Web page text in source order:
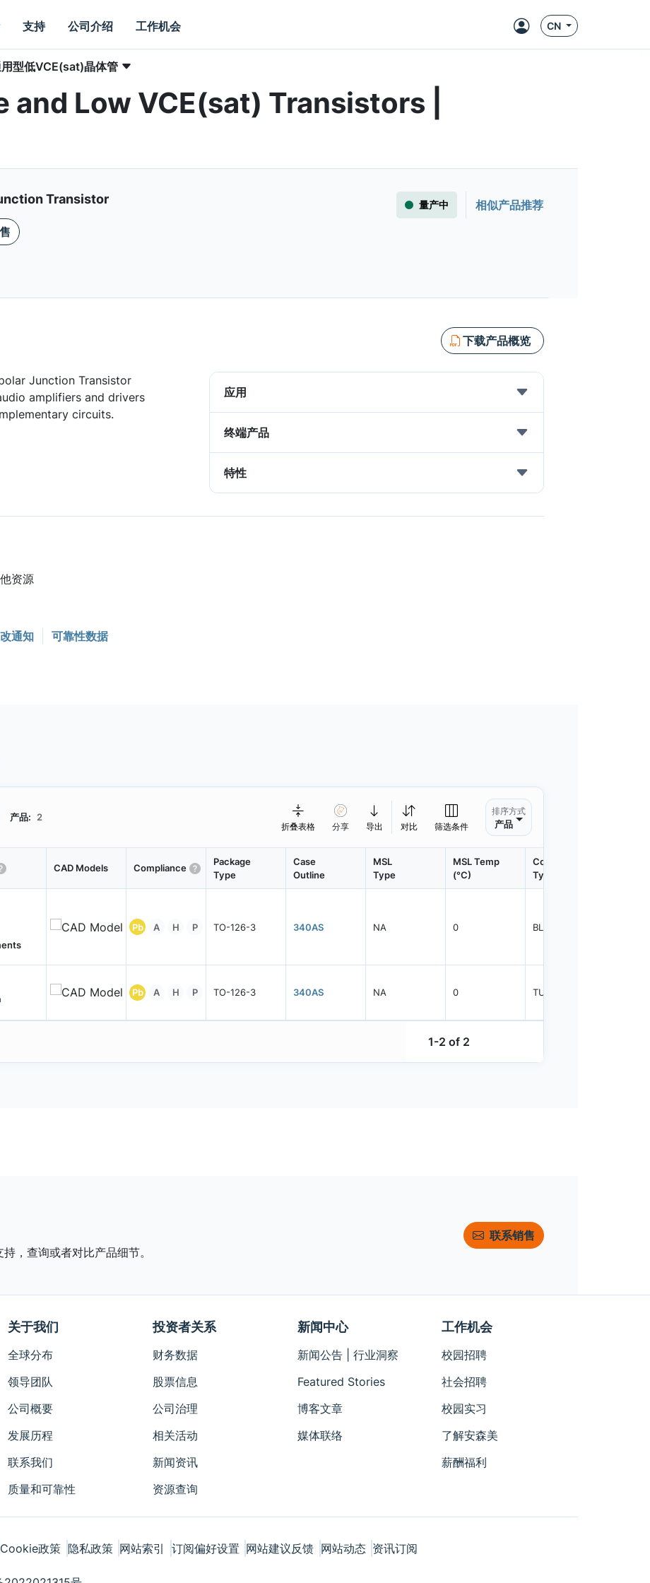
支持 公司介绍 工作机会 CN
型低VCE(sat)晶体管
and Low VCE(sat) Transistors |
Transistor 量产中
相似产品推荐
下载产品概览
Junction Transistor
amplifiers and drivers
circuits.
应用
终端产品
特性
资源
通知 可靠性数据
产品: 2
折叠表格 分享 导出 对比 筛选条件
排序方式
产品
CAD Models Compliance
Package
Type
Case
Outline
MSL
Type
MSL Temp
(°C)
Container
Type
Pb A H P TO-126-3 340AS NA 0 BLKBG
Pb A H P TO-126-3 340AS NA 0 TUBE
1-2 of 2
，查询或者对比产品细节。
联系销售
关于我们
全球分布
领导团队
公司概要
发展历程
联系我们
质量和可靠性
投资者关系
财务数据
股票信息
公司治理
相关活动
新闻资讯
资源查询
新闻中心
新闻公告 | 行业洞察
Featured Stories
博客文章
媒体联络
工作机会
校园招聘
社会招聘
校园实习
了解安森美
薪酬福利
Cookie政策 隐私政策 网站索引 订阅偏好设置 网站建议反馈 网站动态 资讯订阅